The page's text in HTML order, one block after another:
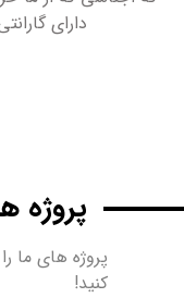
دارای
پروژه های ما
کنید!